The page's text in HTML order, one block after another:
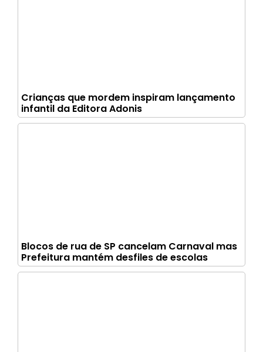
Crianças que mordem inspiram lançamento
infantil da Editora Adonis
Blocos de rua de SP cancelam Carnaval mas
Prefeitura mantém desfiles de escolas